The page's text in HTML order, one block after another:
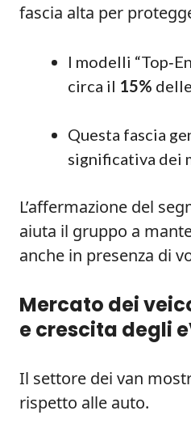
fascia alta per
I modelli
circa il 15%
Questa fascia
significativa dei
L’affermazione del
aiuta il gruppo a
anche in presenza di
Mercato dei
e crescita degli
Il settore dei van
rispetto alle auto.